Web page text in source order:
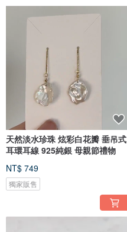
天然淡水珍珠 炫彩白花瓣 垂吊式
耳環耳線 925純銀 母親節禮物
NT$ 749
獨家販售